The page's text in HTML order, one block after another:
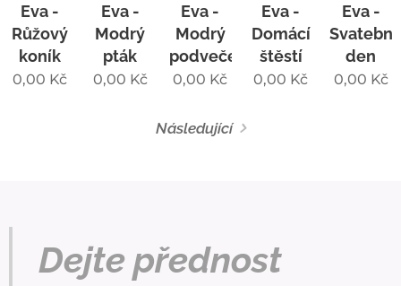
Eva -
Růžový
koník
0,00 Kč
Eva -
Modrý
pták
0,00 Kč
Eva -
Modrý
podvečer
0,00 Kč
Eva -
Domácí
štěstí
0,00 Kč
Eva -
Svatební
den
0,00 Kč
Následující
Dejte přednost